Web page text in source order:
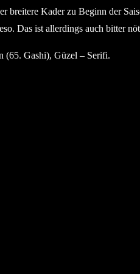
breitere Kader zu Beginn der
Das ist allerdings auch bitter
(65. Gashi), Güzel – Serifi.